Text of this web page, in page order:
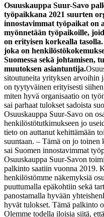
Osuuskauppa Suur-Savo
työpaikkana 2021 suurten
innostavimmat työpaikat on
myönnetään työpaikoille,
on erityisen korkealla
joka on
Suomessa sekä johtamisen,
muutoksen asiantuntija.
sitoutuneita yrityksen arvoihin
on tyytyväinen erityisesti
miten hyvä organisaatio on
sai parhaat tulokset sadoista
Osuuskauppa Suur-Savo on
henkilöstötutkimukseen jo
tieto on auttanut kehittämään
suuntaan. – Tämä on jo toinen
sai Suomen innostavimmat
Osuuskauppa Suur-Savon
palkinto saatiin vuonna 2019.
henkilöstömme näkemyksiä
puuttumalla epäkohtiin sekä
panostamalla hyvään
hyvät tulokset. Tämä palkinto
Olemme todella iloisia siitä,